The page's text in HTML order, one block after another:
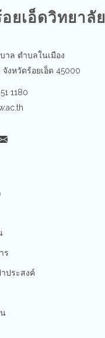
อยเอ็ดวิทยาลัย
าล ตำบลในเมือง
จังหวัดร้อยเอ็ด 45000
1180
ร
ประสงค์